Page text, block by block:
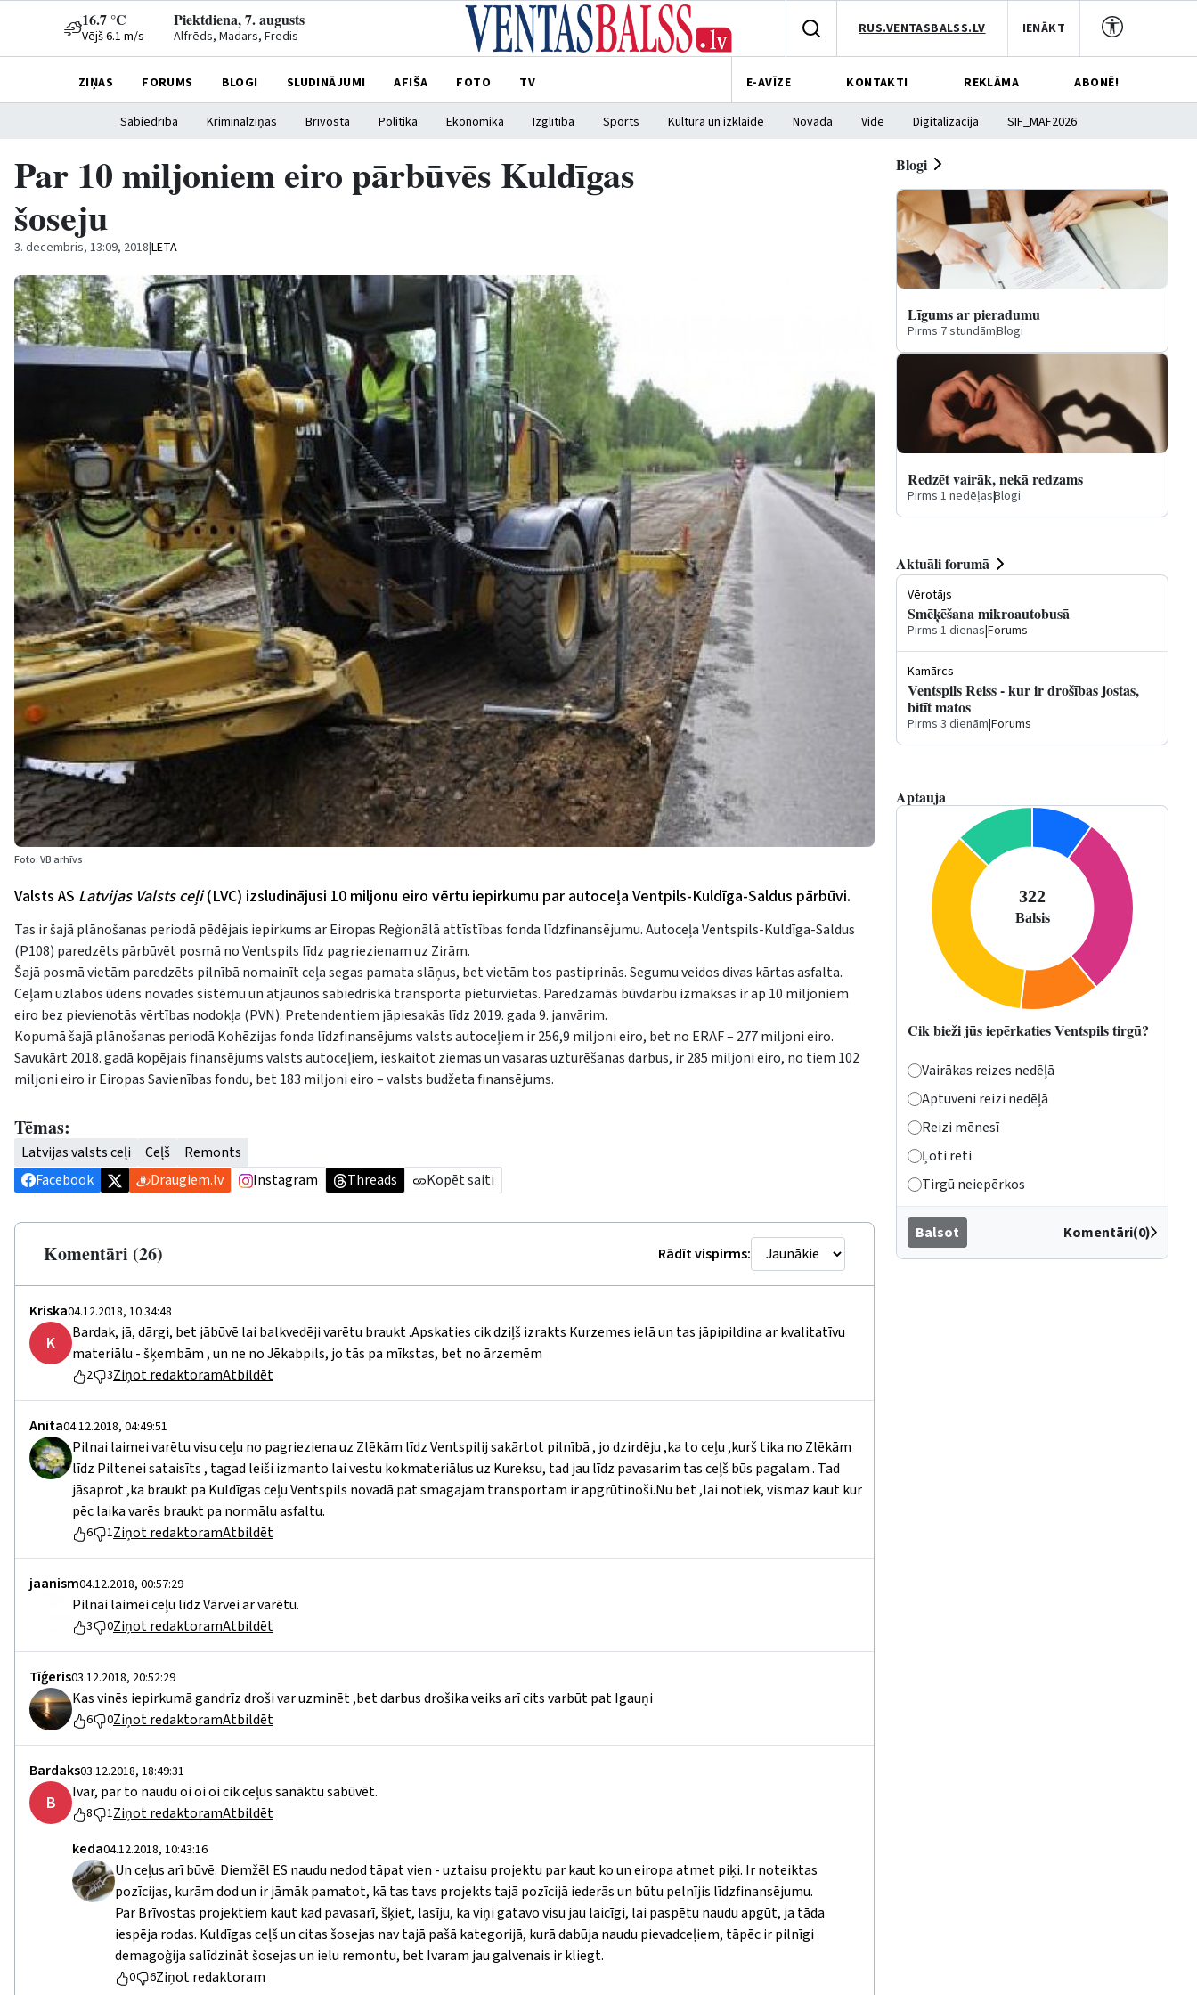
16.7 °C
Vējš 6.1 m/s
Piektdiena, 7. augusts
Alfrēds, Madars, Fredis RUS.VENTASBALSS.LV IENĀKT
ZIŅAS FORUMS BLOGI SLUDINĀJUMI AFIŠA FOTO TV E-AVĪZE KONTAKTI REKLĀMA ABONĒ!
Sabiedrība Kriminālziņas Brīvosta Politika Ekonomika Izglītība Sports Kultūra un izklaide Novadā Vide Digitalizācija SIF_MAF2026
Par 10 miljoniem eiro pārbūvēs Kuldīgas
šoseju
3. decembris, 13:09, 2018|LETA
Foto: VB arhīvs
Valsts AS Latvijas Valsts ceļi(LVC) izsludinājusi 10 miljonu eiro vērtu iepirkumu par autoceļa Ventpils-Kuldīga-Saldus pārbūvi.
Tas ir šajā plānošanas periodā pēdējais iepirkums ar Eiropas Reģionālā attīstības fonda līdzfinansējumu. Autoceļa Ventspils-Kuldīga-Saldus
(P108) paredzēts pārbūvēt posmā no Ventspils līdz pagriezienam uz Zirām.
Šajā posmā vietām paredzēts pilnībā nomainīt ceļa segas pamata slāņus, bet vietām tos pastiprinās. Segumu veidos divas kārtas asfalta.
Ceļam uzlabos ūdens novades sistēmu un atjaunos sabiedriskā transporta pieturvietas. Paredzamās būvdarbu izmaksas ir ap 10 miljoniem
eiro bez pievienotās vērtības nodokļa (PVN). Pretendentiem jāpiesakās līdz 2019. gada 9. janvārim.
Kopumā šajā plānošanas periodā Kohēzijas fonda līdzfinansējums valsts autoceļiem ir 256,9 miljoni eiro, bet no ERAF – 277 miljoni eiro.
Savukārt 2018. gadā kopējais finansējums valsts autoceļiem, ieskaitot ziemas un vasaras uzturēšanas darbus, ir 285 miljoni eiro, no tiem 102
miljoni eiro ir Eiropas Savienības fondu, bet 183 miljoni eiro – valsts budžeta finansējums.
Tēmas:
Latvijas valsts ceļi Ceļš
Remonts
Facebook
Draugiem.lv Instagram Threads Kopēt saiti
Komentāri (26) Rādīt vispirms:
Kriska04.12.2018, 10:34:48
K
Bardak, jā, dārgi, bet jābūvē lai balkvedēji varētu braukt .Apskaties cik dziļš izrakts Kurzemes ielā un tas jāpipildina ar kvalitatīvu
materiālu - šķembām , un ne no Jēkabpils, jo tās pa mīkstas, bet no ārzemēm
2 3Ziņot redaktoramAtbildēt
Anita04.12.2018, 04:49:51
Pilnai laimei varētu visu ceļu no pagrieziena uz Zlēkām līdz Ventspilij sakārtot pilnībā , jo dzirdēju ,ka to ceļu ,kurš tika no Zlēkām
līdz Piltenei sataisīts , tagad leiši izmanto lai vestu kokmateriālus uz Kureksu, tad jau līdz pavasarim tas ceļš būs pagalam . Tad
jāsaprot ,ka braukt pa Kuldīgas ceļu Ventspils novadā pat smagajam transportam ir apgrūtinoši.Nu bet ,lai notiek, vismaz kaut kur
pēc laika varēs braukt pa normālu asfaltu.
6 1Ziņot redaktoramAtbildēt
jaanism04.12.2018, 00:57:29
Pilnai laimei ceļu līdz Vārvei ar varētu.
3 0Ziņot redaktoramAtbildēt
Tīģeris03.12.2018, 20:52:29
Kas vinēs iepirkumā gandrīz droši var uzminēt ,bet darbus drošika veiks arī cits varbūt pat Igauņi
6 0Ziņot redaktoramAtbildēt
Bardaks03.12.2018, 18:49:31
B Ivar, par to naudu oi oi oi cik ceļus sanāktu sabūvēt.
8 1Ziņot redaktoramAtbildēt
keda04.12.2018, 10:43:16
Un ceļus arī būvē. Diemžēl ES naudu nedod tāpat vien - uztaisu projektu par kaut ko un eiropa atmet piķi. Ir noteiktas
pozīcijas, kurām dod un ir jāmāk pamatot, kā tas tavs projekts tajā pozīcijā iederās un būtu pelnījis līdzfinansējumu.
Par Brīvostas projektiem kaut kad pavasarī, šķiet, lasīju, ka viņi gatavo visu jau laicīgi, lai paspētu naudu apgūt, ja tāda
iespēja rodas. Kuldīgas ceļš un citas šosejas nav tajā pašā kategorijā, kurā dabūja naudu pievadceļiem, tāpēc ir pilnīgi
demagoģija salīdzināt šosejas un ielu remontu, bet Ivaram jau galvenais ir kliegt.
0 6Ziņot redaktoram
Blogi
Līgums ar pieradumu
Pirms 7 stundām|Blogi
Redzēt vairāk, nekā redzams
Pirms 1 nedēļas|Blogi
Aktuāli forumā
Vērotājs
Smēķēšana mikroautobusā
Pirms 1 dienas|Forums
Kamārcs
Ventspils Reiss - kur ir drošības jostas,
bitīt matos
Pirms 3 dienām|Forums
Aptauja
Cik bieži jūs iepērkaties Ventspils tirgū?
Vairākas reizes nedēļā
Aptuveni reizi nedēļā
Reizi mēnesī
Ļoti reti
Tirgū neiepērkos
Balsot Komentāri(0)